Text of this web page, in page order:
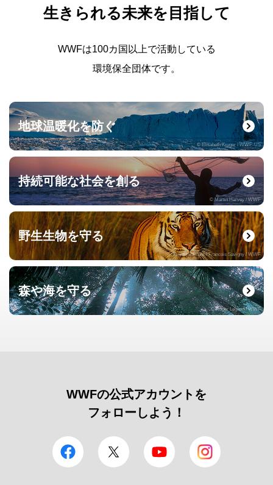
生きられる未来を目指して
WWFは100カ国以上で活動している
環境保全団体です。
地球温暖化を防ぐ
© Elisabeth Kruger / WWF-US
持続可能な社会を創る
© Martin Harvey / WWF
野生生物を守る
© naturepl.com / Francois Savigny / WWF
森や海を守る
© Roger Leguen / WWF
WWFの公式アカウントを
フォローしよう！
facebook Twitter YouTube